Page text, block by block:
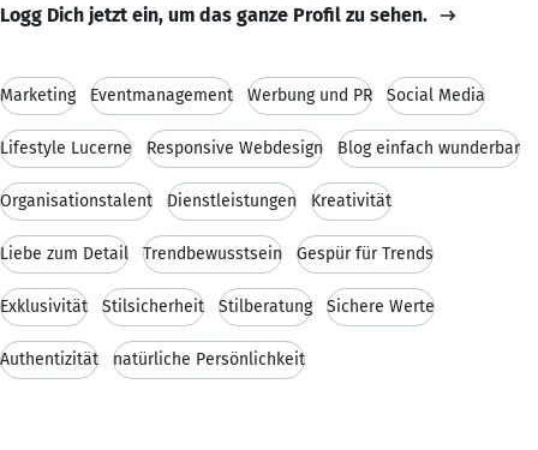
Logg Dich jetzt ein, um das ganze Profil zu sehen.
Marketing Eventmanagement Werbung und PR Social Media
Lifestyle Lucerne Responsive Webdesign Blog einfach wunderbar
Organisationstalent Dienstleistungen Kreativität
Liebe zum Detail Trendbewusstsein Gespür für Trends
Exklusivität Stilsicherheit Stilberatung Sichere Werte
Authentizität natürliche Persönlichkeit